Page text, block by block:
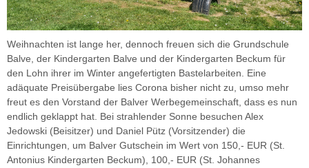
Weihnachten ist lange her, dennoch freuen sich die Grundschule
Balve, der Kindergarten Balve und der Kindergarten Beckum für
den Lohn ihrer im Winter angefertigten Bastelarbeiten. Eine
adäquate Preisübergabe lies Corona bisher nicht zu, umso mehr
freut es den Vorstand der Balver Werbegemeinschaft, dass es nun
endlich geklappt hat. Bei strahlender Sonne besuchen Alex
Jedowski (Beisitzer) und Daniel Pütz (Vorsitzender) die
Einrichtungen, um Balver Gutschein im Wert von 150,- EUR (St.
Antonius Kindergarten Beckum), 100,- EUR (St. Johannes